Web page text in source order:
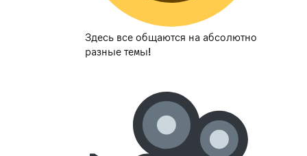
Здесь все общаются на абсолютно
разные темы!